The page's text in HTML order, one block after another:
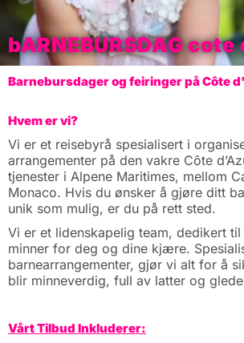
bARNEBURSDAG
Barnebursdager og feiringer på Côte
Hvem er vi?
Vi er et reisebyrå spesialisert i
arrangementer på den vakre Côte
tjenester i Alpene Maritimes, mellom
Monaco. Hvis du ønsker å gjøre ditt
unik som mulig, er du på rett sted.
Vi er et lidenskapelig team, dedikert
minner for deg og dine kjære.
barnearrangementer, gjør vi alt for å
blir minneverdig, full av latter og
Vårt Tilbud Inkluderer: